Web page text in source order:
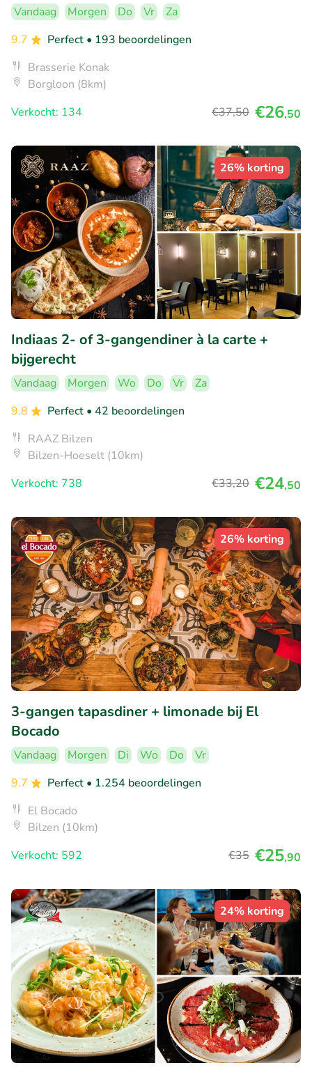
Vandaag Morgen Do Vr
Za
9.7
Perfect • 193 beoordelingen
Brasserie Konak
Borgloon (8km)
Verkocht: 134
€37,50 €26,50
26% korting
Indiaas 2- of 3-gangendiner à la carte +
bijgerecht
Vandaag Morgen Wo Do Vr
Za
9.8
Perfect • 42 beoordelingen
RAAZ Bilzen
Bilzen-Hoeselt (10km)
Verkocht: 738
€33,20 €24,50
26% korting
3-gangen tapasdiner + limonade bij El
Bocado
Vandaag Morgen Di Wo Do
Vr
9.7
Perfect • 1.254 beoordelingen
El Bocado
Bilzen (10km)
Verkocht: 592
€35 €25,90
24% korting